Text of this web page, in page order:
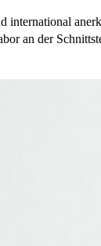
an der